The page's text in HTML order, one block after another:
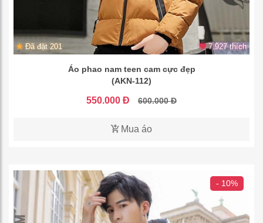
Đã đặt 201 7.927 thích
Áo phao nam teen cam cực đẹp
(AKN-112)
550.000 Đ 600.000 Đ
Mua áo
- 10%